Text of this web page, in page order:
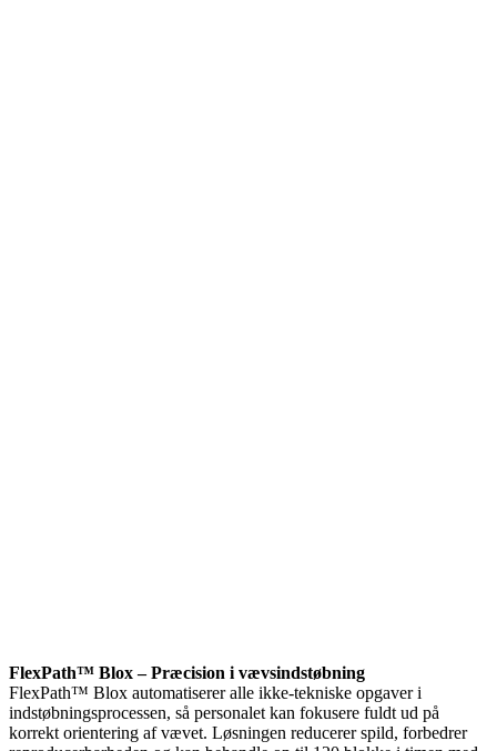
FlexPath™ Blox – Præcision i vævsindstøbning
FlexPath™ Blox automatiserer alle ikke-tekniske opgaver i
indstøbningsprocessen, så personalet kan fokusere fuldt ud på
korrekt orientering af vævet. Løsningen reducerer spild, forbedrer